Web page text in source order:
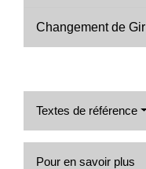
Changement de Gir
Textes de référence
Pour en savoir plus